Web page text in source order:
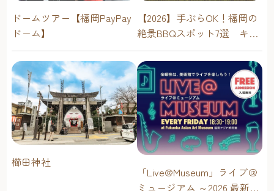
ドームツアー【福岡PayPay
ドーム】
【2026】手ぶらOK！福岡の
絶景BBQスポット7選 キャ
ンプ場・海辺・公園で手軽
に楽しむ
櫛田神社
「Live@Museum」ライブ＠
ミュージアム ～2026 最新イ